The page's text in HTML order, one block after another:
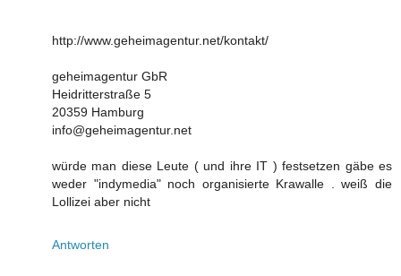
http://www.geheimagentur.net/kontakt/
geheimagentur GbR
Heidritterstraße 5
20359 Hamburg
info@geheimagentur.net
würde man diese Leute ( und ihre IT ) festsetzen gäbe es
weder "indymedia" noch organisierte Krawalle . weiß die
Lollizei aber nicht
Antworten